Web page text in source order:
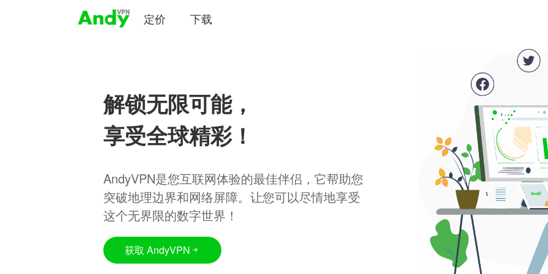
定价 下载
解锁无限可能，
享受全球精彩！
AndyVPN是您互联网体验的最佳伴侣，它帮助您
突破地理边界和网络屏障。让您可以尽情地享受
这个无界限的数字世界！
获取 AndyVPN